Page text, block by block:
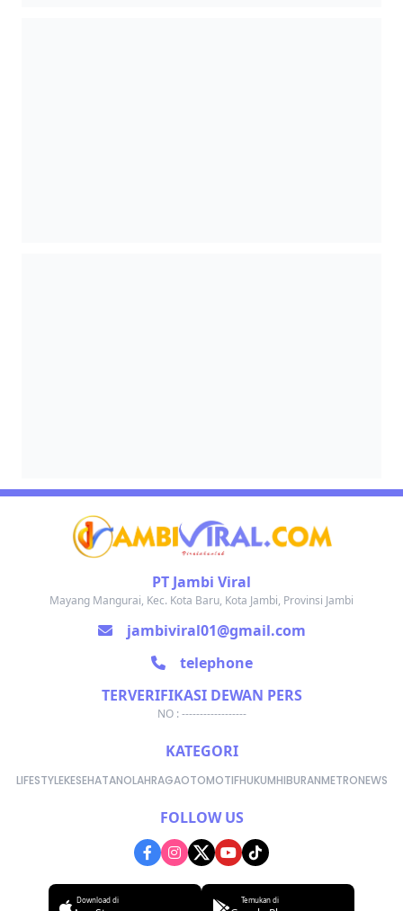
PT Jambi Viral
Mayang Mangurai, Kec. Kota Baru, Kota Jambi, Provinsi Jambi
jambiviral01@gmail.com
telephone
TERVERIFIKASI DEWAN PERS
NO : ------------------
KATEGORI
LIFESTYLEKESEHATANOLAHRAGAOTOMOTIFHUKUMHIBURANMETRONEWS
FOLLOW US
Download di Temukan di